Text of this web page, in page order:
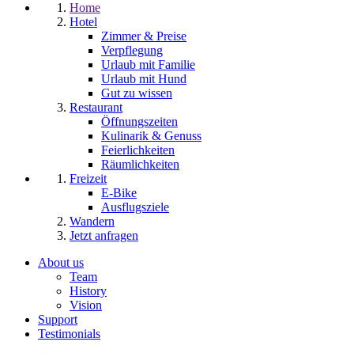
Home
Hotel
Zimmer & Preise
Verpflegung
Urlaub mit Familie
Urlaub mit Hund
Gut zu wissen
Restaurant
Öffnungszeiten
Kulinarik & Genuss
Feierlichkeiten
Räumlichkeiten
Freizeit
E-Bike
Ausflugsziele
Wandern
Jetzt anfragen
About us
Team
History
Vision
Support
Testimonials